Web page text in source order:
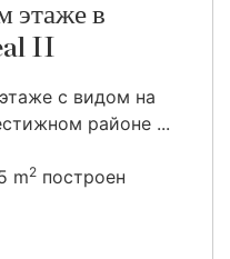
этаже в
II
с видом на
районе ...
m2 построен